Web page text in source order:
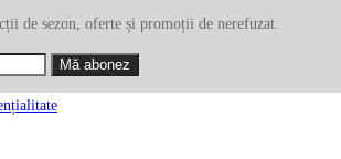
de sezon, oferte și promoții de nerefuzat.